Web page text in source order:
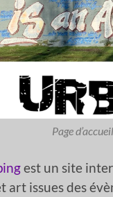
Page
est un site
art issues des